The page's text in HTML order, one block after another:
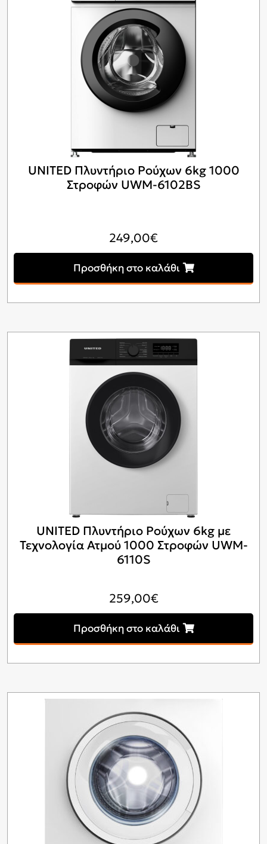
UNITED Πλυντήριο Ρούχων 6kg 1000
Στροφών UWM-6102BS
249,00€
Προσθήκη στο καλάθι
UNITED Πλυντήριο Ρούχων 6kg με
Τεχνολογία Ατμού 1000 Στροφών UWM-
6110S
259,00€
Προσθήκη στο καλάθι